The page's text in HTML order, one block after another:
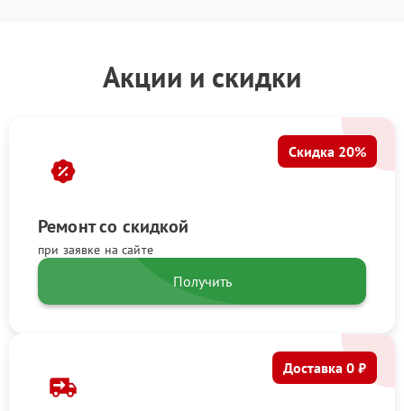
Акции и скидки
Ремонт со скидкой
при заявке на сайте
Скидка 20%
Получить
Доставка 0 ₽